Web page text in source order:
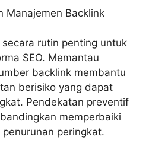
Manajemen Backlink
rutin penting untuk
SEO. Memantau
backlink membantu
berisiko yang dapat
Pendekatan preventif
memperbaiki
peringkat.